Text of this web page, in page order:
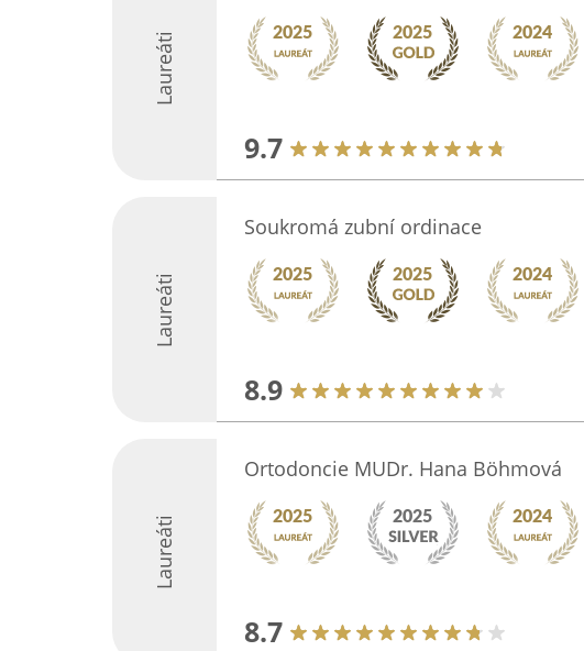
Laureáti
9.7
Laureáti
Soukromá zubní ordinace
8.9
Laureáti
Ortodoncie MUDr. Hana Böhmová
8.7